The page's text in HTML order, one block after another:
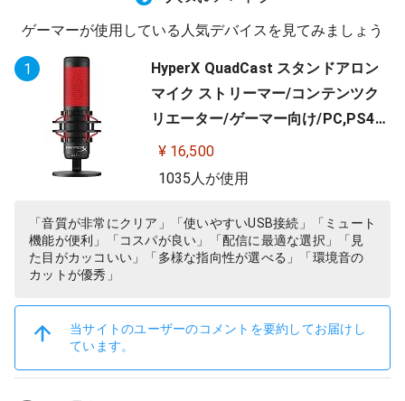
ゲーマーが使用している人気デバイスを見てみましょう
1
HyperX QuadCast スタンドアロン
マイク ストリーマー/コンテンツク
リエーター/ゲーマー向け/PC,PS4使
用可能 2年保証 HX-MICQC-BK ( 4P5
P6AA )
¥ 16,500
1035人が使用
「音質が非常にクリア」「使いやすいUSB接続」「ミュート
機能が便利」「コスパが良い」「配信に最適な選択」「見
た目がカッコいい」「多様な指向性が選べる」「環境音の
カットが優秀」
当サイトのユーザーのコメントを要約してお届けし
ています。